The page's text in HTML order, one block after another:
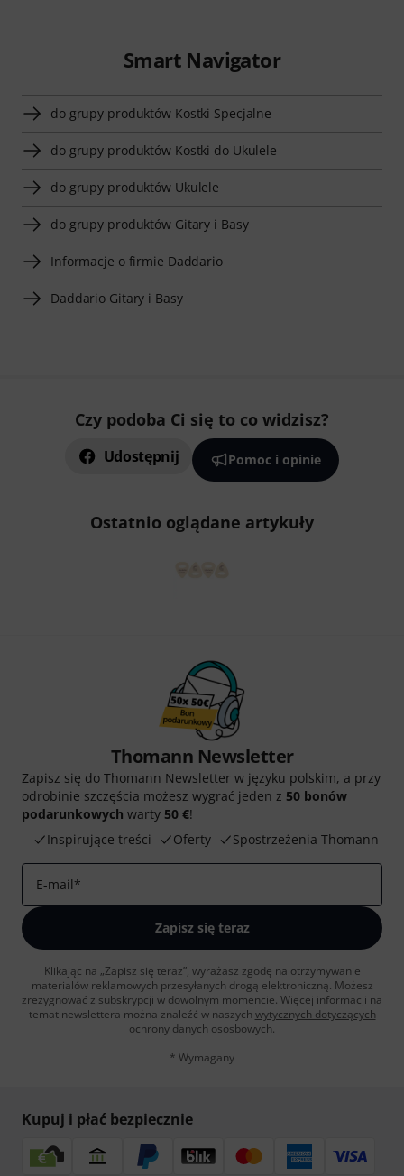
Smart Navigator
do grupy produktów Kostki Specjalne
do grupy produktów Kostki do Ukulele
do grupy produktów Ukulele
do grupy produktów Gitary i Basy
Informacje o firmie Daddario
Daddario Gitary i Basy
Czy podoba Ci się to co widzisz?
Udostępnij Pomoc i opinie
Ostatnio oglądane artykuły
Thomann Newsletter
Zapisz się do Thomann Newsletter w języku polskim, a przy
odrobinie szczęścia możesz wygrać jeden z 50 bonów
podarunkowych warty 50 €!
Inspirujące treści
Oferty Spostrzeżenia Thomann
E-mail*
Zapisz się teraz
Klikając na „Zapisz się teraz”, wyrażasz zgodę na otrzymywanie
materialów reklamowych przesyłanych drogą elektroniczną. Możesz
zrezygnować z subskrypcji w dowolnym momencie. Więcej informacji na
temat newslettera można znaleźć w naszych wytycznych dotyczących
ochrony danych ososbowych.
* Wymagany
Kupuj i płać bezpiecznie